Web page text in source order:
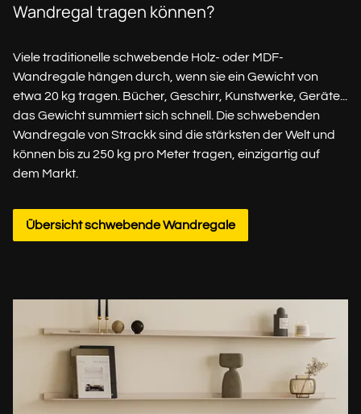
Wandregal tragen können?
Viele traditionelle schwebende Holz- oder MDF-
Wandregale hängen durch, wenn sie ein Gewicht von
etwa 20 kg tragen. Bücher, Geschirr, Kunstwerke, Geräte...
das Gewicht summiert sich schnell. Die schwebenden
Wandregale von Strackk sind die stärksten der Welt und
können bis zu 250 kg pro Meter tragen, einzigartig auf
dem Markt.
Übersicht schwebende Wandregale